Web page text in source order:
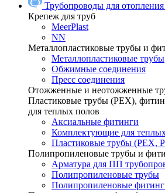
Трубопроводы для
Крепеж для труб
MeerPlast
NN
Металлопластиковые трубы и
Металлопластиковые трубы
Обжимные соединения
Пресс соединения
Отожженные и неотожженные
Пластиковые трубы (РЕХ),
для теплых полов
Аксиальные фитинги
Комплектующие для
Пластиковые трубы (РЕХ,
Полипропиленовые трубы и
Арматура для ПП
Полипропиленовые трубы
Полипропиленовые